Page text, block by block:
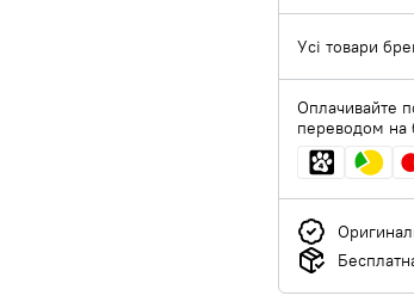
Усі товари
Оплачивайте
переводом на